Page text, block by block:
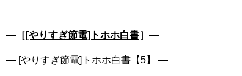
―［ [やりすぎ節電]トホホ白書］―
― [やりすぎ節電]トホホ白書【5】 ―